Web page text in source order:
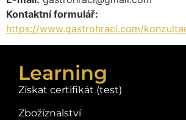
Kontaktní formulář:
https://www.gastrohraci.com/
Learning
Získat certifikát (test)
Zbožíznalství